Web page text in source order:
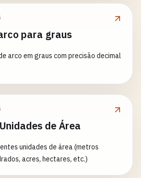
para graus
arco em graus com precisão decimal
de Área
unidades de área (metros
acres, hectares, etc.)